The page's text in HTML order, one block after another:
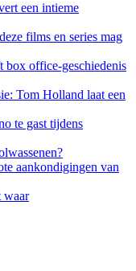
een intieme
films en series mag
office-geschiedenis
Tom Holland laat een
te gast tijdens
aankondigingen van
waar